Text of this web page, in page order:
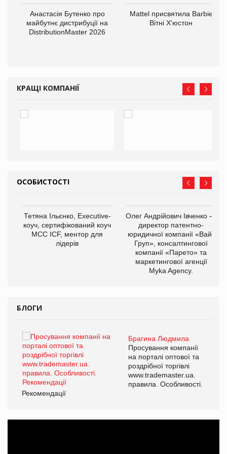
Анастасія Бутенко про
майбутнє дистрибуції на
DistributionMaster 2026
Mattel присвятила Barbie
Вітні Х'юстон
КРАЩІ КОМПАНІЇ
ОСОБИСТОСТІ
Тетяна Ільєнко, Executive-
коуч, сертифікований коуч
МСС ICF, ментор для
лідерів
Олег Андрійович Івченко —
директор патентно-
юридичної компанії «Вайз
Груп», консалтингової
компанії «Парето» та
маркетингової агенції
Myka Agency.
БЛОГИ
Брагина Людмила
Просування компанії
на порталі оптової та
роздрібної торгівлі
www.trademaster.ua.
правила. Особливості.
Рекомендації